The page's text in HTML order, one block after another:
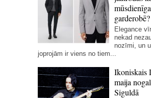
garderobē?
Elegance
nekad
nozīmi, un
joprojām ir viens no tiem...
Ikoniskais
maija
Siguldā